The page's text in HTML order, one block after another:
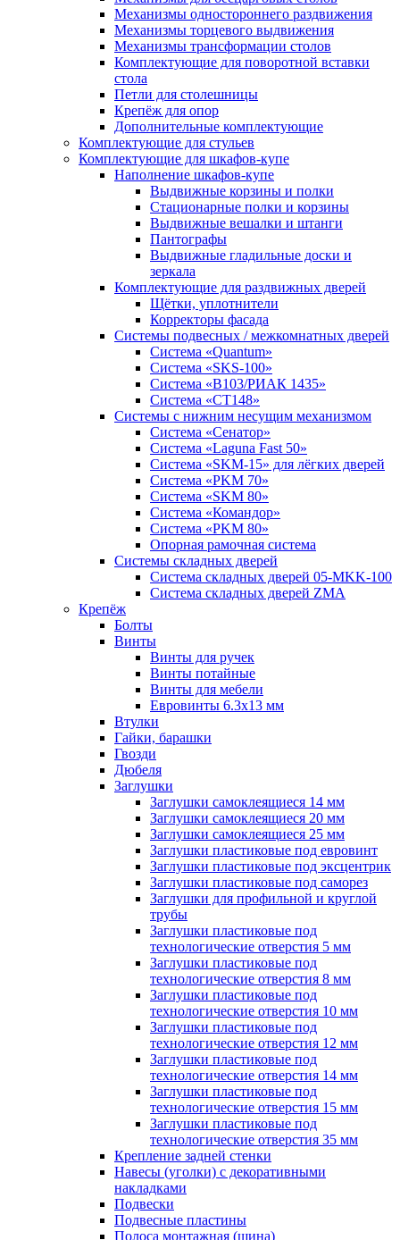
Механизмы одностороннего раздвижения
Механизмы торцевого выдвижения
Механизмы трансформации столов
Комплектующие для поворотной вставки
стола
Петли для столешницы
Крепёж для опор
Дополнительные комплектующие
Комплектующие для стульев
Комплектующие для шкафов-купе
Наполнение шкафов-купе
Выдвижные корзины и полки
Стационарные полки и корзины
Выдвижные вешалки и штанги
Пантографы
Выдвижные гладильные доски и
зеркала
Комплектующие для раздвижных дверей
Щётки, уплотнители
Корректоры фасада
Системы подвесных / межкомнатных дверей
Система «Quantum»
Система «SKS-100»
Система «B103/РИАК 1435»
Система «СТ148»
Системы с нижним несущим механизмом
Система «Сенатор»
Система «Laguna Fast 50»
Система «SKM-15» для лёгких дверей
Система «PKM 70»
Система «SKM 80»
Система «Командор»
Система «PKM 80»
Опорная рамочная система
Системы складных дверей
Система складных дверей 05-MKK-100
Система складных дверей ZMA
Крепёж
Болты
Винты
Винты для ручек
Винты потайные
Винты для мебели
Евровинты 6.3х13 мм
Втулки
Гайки, барашки
Гвозди
Дюбеля
Заглушки
Заглушки самоклеящиеся 14 мм
Заглушки самоклеящиеся 20 мм
Заглушки самоклеящиеся 25 мм
Заглушки пластиковые под евровинт
Заглушки пластиковые под эксцентрик
Заглушки пластиковые под саморез
Заглушки для профильной и круглой
трубы
Заглушки пластиковые под
технологические отверстия 5 мм
Заглушки пластиковые под
технологические отверстия 8 мм
Заглушки пластиковые под
технологические отверстия 10 мм
Заглушки пластиковые под
технологические отверстия 12 мм
Заглушки пластиковые под
технологические отверстия 14 мм
Заглушки пластиковые под
технологические отверстия 15 мм
Заглушки пластиковые под
технологические отверстия 35 мм
Крепление задней стенки
Навесы (уголки) с декоративными
накладками
Подвески
Подвесные пластины
Полоса монтажная (шина)